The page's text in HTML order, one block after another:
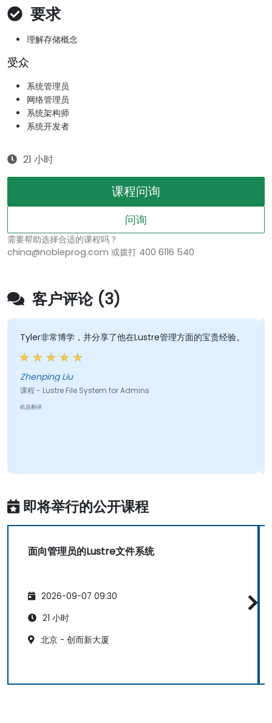
要求
理解存储概念
受众
系统管理员
网络管理员
系统架构师
系统开发者
21 小时
课程问询
问询
需要帮助选择合适的课程吗？
china@nobleprog.com 或拨打 400 6116 540
客户评论 (3)
Tyler非常博学，并分享了他在Lustre管理方面的宝贵经验。
Zhenping Liu
课程 - Lustre File System for Admins
机器翻译
即将举行的公开课程
面向管理员的Lustre文件系统
2026-09-07 09:30
21 小时
北京 - 创而新大厦